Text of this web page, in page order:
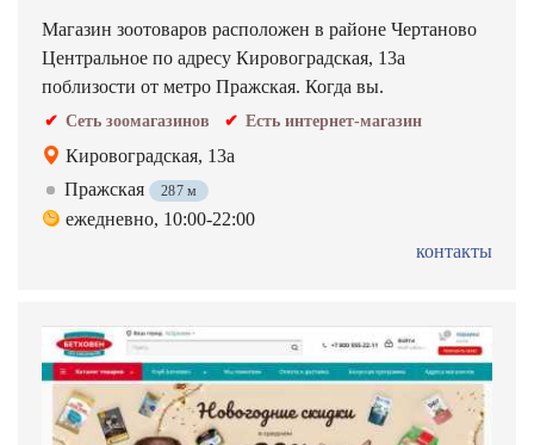
Магазин зоотоваров расположен в районе Чертаново
Центральное по адресу Кировоградская, 13а
поблизости от метро Пражская. Когда вы.
Сеть зоомагазинов Есть интернет-магазин
Кировоградская, 13а
Пражская
287 м
ежедневно, 10:00-22:00
контакты